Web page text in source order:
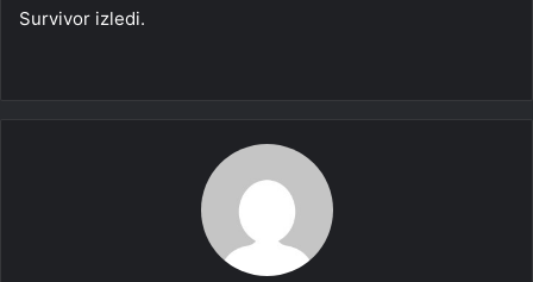
Survivor izledi.